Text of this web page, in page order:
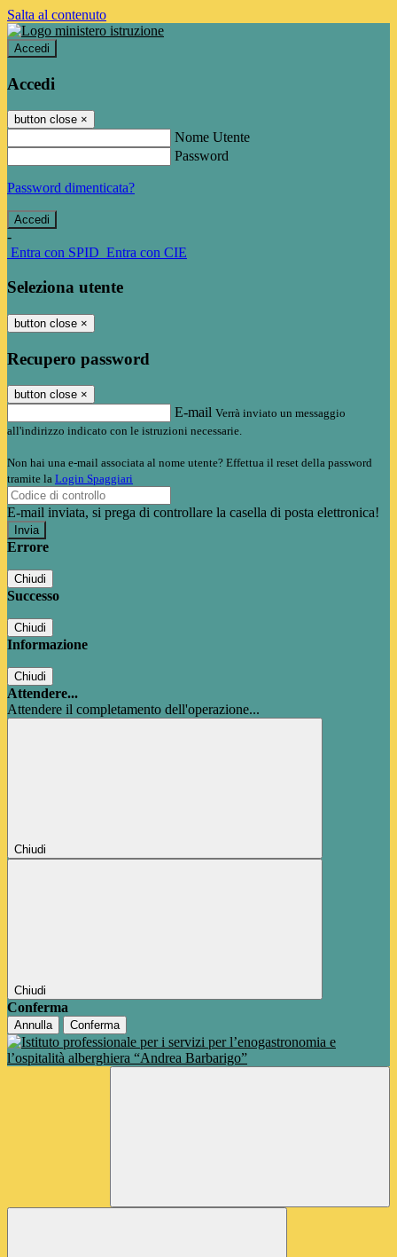
Salta al contenuto
Accedi
Accedi
button close ×
Nome Utente
Password
Password dimenticata?
-
Entra con SPID Entra con CIE
Seleziona utente
button close ×
Recupero password
button close ×
E-mail Verrà inviato un messaggio
all'indirizzo indicato con le istruzioni necessarie.
Non hai una e-mail associata al nome utente? Effettua il reset della password
tramite la Login Spaggiari
E-mail inviata, si prega di controllare la casella di posta elettronica!
Errore
Chiudi
Successo
Chiudi
Informazione
Chiudi
Attendere...
Attendere il completamento dell'operazione...
Chiudi
Chiudi
Conferma
Annulla Conferma